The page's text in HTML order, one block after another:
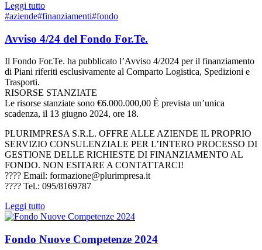
Leggi tutto
#aziende#finanziamenti#fondo
Avviso 4/24 del Fondo For.Te.
Il Fondo For.Te. ha pubblicato l’Avviso 4/2024 per il finanziamento
di Piani riferiti esclusivamente al Comparto Logistica, Spedizioni e
Trasporti.
RISORSE STANZIATE
Le risorse stanziate sono €6.000.000,00 È prevista un’unica
scadenza, il 13 giugno 2024, ore 18.
PLURIMPRESA S.R.L. OFFRE ALLE AZIENDE IL PROPRIO
SERVIZIO CONSULENZIALE PER L’INTERO PROCESSO DI
GESTIONE DELLE RICHIESTE DI FINANZIAMENTO AL
FONDO. NON ESITARE A CONTATTARCI!
???? Email: formazione@plurimpresa.it
???? Tel.: 095/8169787
Leggi tutto
Fondo Nuove Competenze 2024